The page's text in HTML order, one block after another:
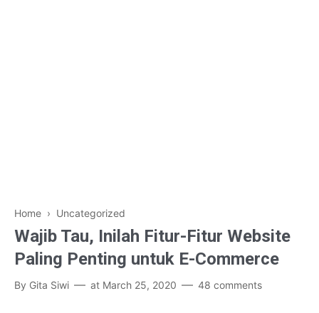
Home › Uncategorized
Wajib Tau, Inilah Fitur-Fitur Website
Paling Penting untuk E-Commerce
By Gita Siwi at March 25, 2020 48 comments